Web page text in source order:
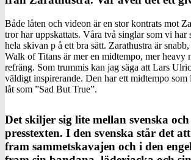
Både låten och videon är en stor kontrats mot
tror har uppskattats. Våra två singlar som vi har
hela skivan p å ett bra sätt. Zarathustra är
Walk of Titans är mer en midtempo, mer heavy
refräng. Som trummis kan jag säga att Lars
väldigt inspirerande. Den har ett midtempo som
låt som ”Sad But True”.
Det skiljer sig lite mellan svenska och
presstexten. I den svenska står det
fram sammetskavajen och i den